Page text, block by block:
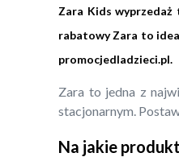
Zara Kids wyprzedaż
rabatowy Zara to
promocjedladzieci.pl.
Zara to jedna z
stacjonarnym.
Na jakie